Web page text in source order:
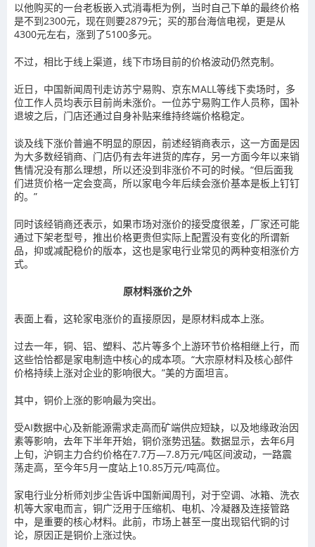
以他购买的一台老板嵌入式消毒柜为例，当时自己下单的最终价格
是不到2300元，现在则要2879元；买的那台海信电视，更是从
4300元左右，涨到了5100多元。
不过，相比于线上渠道，线下市场目前的价格波动仍然克制。
近日，中国新闻周刊走访苏宁易购、京东MALL等线下卖场时，多
位工作人员均表示目前尚未涨价。一位苏宁易购工作人员称，国补
退坡之后，门店还通过自身补贴来维持终端价格稳定。
谈及线下涨价普遍不明显的原因，前述经销商表示，这一方面是因
为大多数经销商、门店仍有去年进货的库存，另一方面今年以来销
售情况没有那么理想，所以还没到非涨价不可的时候。“但后面我
们进货价格一定会变高，所以家电今年后续会涨价基本是板上钉钉
的。”
同时该经销商还表示，如果市场对涨价的接受度很差，厂家还可能
通过下架老型号，推出价格更贵但实际上配置没有变化的所谓新
品，抑或减配稳价的版本，这也是家电行业常见的两种变相涨价方
式。
原材料涨价之外
表面上看，这轮家电涨价的直接原因，是原材料成本上涨。
过去一年，铜、铝、塑料、芯片等多个上游环节价格相继上行，而
这些恰恰都是家电制造中核心的成本项。“大宗原材料及核心部件
价格持续上涨对企业的影响很大。”美的方面坦言。
其中，铜价上涨的影响最为突出。
受AI数据中心及新能源需求走高而矿端供应短缺，以及地缘政治因
素等影响，去年下半年开始，铜价涨势迅猛。数据显示，去年6月
上旬，沪铜主力合约价格在7.7万—7.8万元/吨区间波动，一路震
荡走高，至今年5月一度站上10.85万元/吨高位。
家电行业分析师刘步尘告诉中国新闻周刊，对于空调、冰箱、洗衣
机等大家电而言，铜广泛用于压缩机、电机、冷凝器及连接管路
中，是重要的核心材料。此前，市场上甚至一度出现铝代铜的讨
论，原因正是铜价上涨过快。